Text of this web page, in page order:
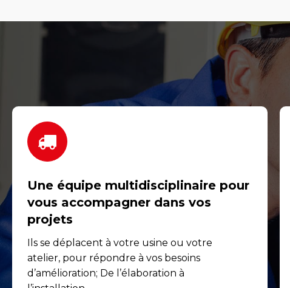
Une équipe multidisciplinaire pour
vous accompagner dans vos
projets
Ils se déplacent à votre usine ou votre
atelier, pour répondre à vos besoins
d’amélioration; De l’élaboration à